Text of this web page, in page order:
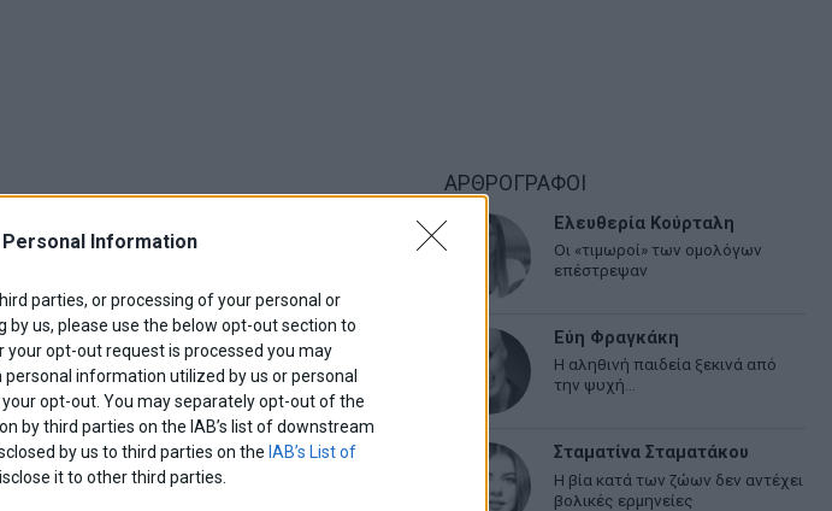
Information
parties, or processing of your personal or
us, please use the below opt-out section to
opt-out request is processed you may
information utilized by us or personal
opt-out. You may separately opt-out of the
by third parties on the IAB’s list of downstream
by us to third parties on the IAB’s List of
it to other third parties.
ΑΡΘΡΟΓΡΑΦΟΙ
Ελευθερία Κούρταλη
Οι «τιμωροί» των ομολόγων
επέστρεψαν
Εύη Φραγκάκη
Η αληθινή παιδεία ξεκινά από
την ψυχή…
Σταματίνα Σταματάκου
Η βία κατά των ζώων δεν αντέχει
βολικές ερμηνείες